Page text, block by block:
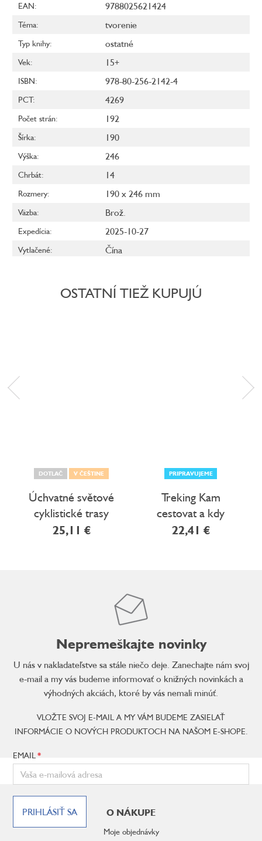
EAN: 9788025621424
Téma: tvorenie
Typ knihy: ostatné
Vek: 15+
ISBN: 978-80-256-2142-4
PCT: 4269
Počet strán: 192
Šírka: 190
Výška: 246
Chrbát: 14
Rozmery: 190 x 246 mm
Väzba: Brož.
Expedícia: 2025-10-27
Vytlačené: Čína
OSTATNÍ TIEŽ KUPUJÚ
DOTLAČ V ČEŠTINE
Úchvatné světové
cyklistické trasy
25,11 €
PRIPRAVUJEME
Treking Kam
cestovat a kdy
22,41 €
Nepremeškajte novinky
U nás v nakladateľstve sa stále niečo deje. Zanechajte nám svoj
e-mail a my vás budeme informovať o knižných novinkách a
výhodných akciách, ktoré by vás nemali minúť.
VLOŽTE SVOJ E-MAIL A MY VÁM BUDEME ZASIELAŤ
INFORMÁCIE O NOVÝCH PRODUKTOCH NA NAŠOM E-SHOPE.
EMAIL
PRIHLÁSIŤ SA O NÁKUPE
Moje objednávky